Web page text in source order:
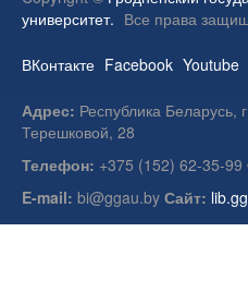
университет. Все права
ВКонтакте Facebook Youtube
Адрес: Республика Беларусь,
Терешковой, 28
Телефон: +375 (152) 62-35-99
E-mail: bi@ggau.by Сайт: